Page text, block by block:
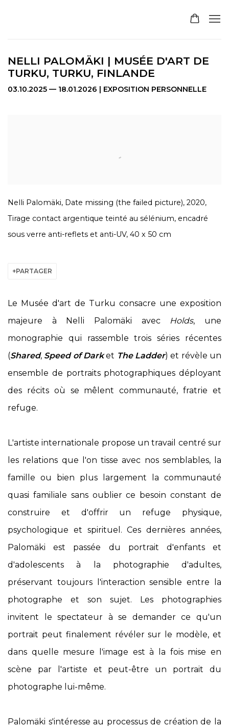
NELLI PALOMÄKI | MUSÉE D'ART DE
TURKU, TURKU, FINLANDE
03.10.2025 — 18.01.2026 | EXPOSITION PERSONNELLE
Nelli Palomäki, Date missing (the failed picture), 2020,
Tirage contact argentique teinté au sélénium, encadré
sous verre anti-reflets et anti-UV, 40 x 50 cm
PARTAGER
Le Musée d'art de Turku consacre une exposition
majeure à Nelli Palomäki avec Holds, une
monographie qui rassemble trois séries récentes
(Shared, Speed of Darket The Ladder) et révèle un
ensemble de portraits photographiques déployant
des récits où se mêlent communauté, fratrie et
refuge.
L'artiste internationale propose un travail centré sur
les relations que l'on tisse avec nos semblables, la
famille ou bien plus largement la communauté
quasi familiale sans oublier ce besoin constant de
construire et d'offrir un refuge physique,
psychologique et spirituel.Ces dernières années,
Palomäki est passée du portrait d'enfants et
d'adolescents à la photographie d'adultes,
préservant toujours l'interaction sensible entre la
photographe et son sujet. Les photographies
invitent le spectateur à se demander ce qu'un
portrait peut finalement révéler sur le modèle, et
dans quelle mesure l'image est à la fois mise en
scène par l'artiste et peut-être un portrait du
photographe lui-même.
Palomäki s'intéresse au processus de création de la